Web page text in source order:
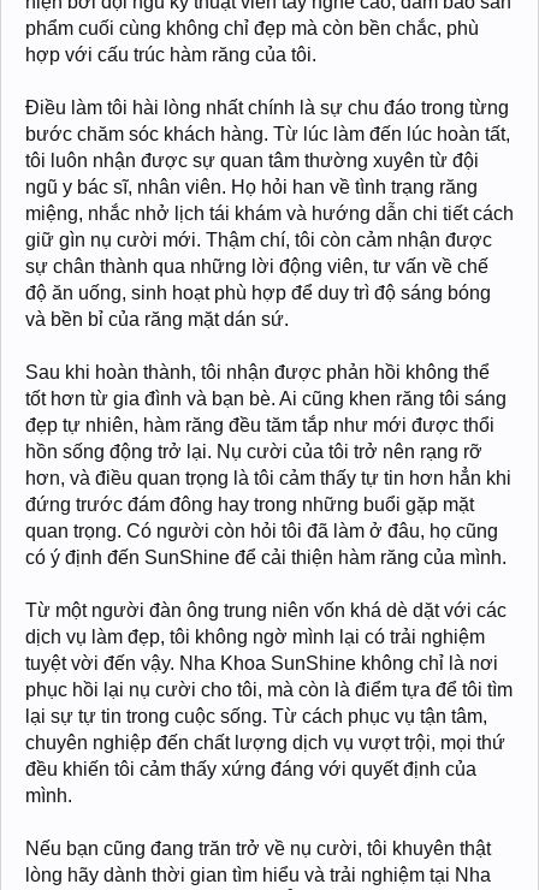
phẩm cuối cùng không chỉ đẹp mà còn bền chắc, phù
hợp với cấu trúc hàm răng của tôi.
Điều làm tôi hài lòng nhất chính là sự chu đáo trong từng
bước chăm sóc khách hàng. Từ lúc làm đến lúc hoàn tất,
tôi luôn nhận được sự quan tâm thường xuyên từ đội
ngũ y bác sĩ, nhân viên. Họ hỏi han về tình trạng răng
miệng, nhắc nhở lịch tái khám và hướng dẫn chi tiết cách
giữ gìn nụ cười mới. Thậm chí, tôi còn cảm nhận được
sự chân thành qua những lời động viên, tư vấn về chế
độ ăn uống, sinh hoạt phù hợp để duy trì độ sáng bóng
và bền bỉ của răng mặt dán sứ.
Sau khi hoàn thành, tôi nhận được phản hồi không thể
tốt hơn từ gia đình và bạn bè. Ai cũng khen răng tôi sáng
đẹp tự nhiên, hàm răng đều tăm tắp như mới được thổi
hồn sống động trở lại. Nụ cười của tôi trở nên rạng rỡ
hơn, và điều quan trọng là tôi cảm thấy tự tin hơn hẳn khi
đứng trước đám đông hay trong những buổi gặp mặt
quan trọng. Có người còn hỏi tôi đã làm ở đâu, họ cũng
có ý định đến SunShine để cải thiện hàm răng của mình.
Từ một người đàn ông trung niên vốn khá dè dặt với các
dịch vụ làm đẹp, tôi không ngờ mình lại có trải nghiệm
tuyệt vời đến vậy. Nha Khoa SunShine không chỉ là nơi
phục hồi lại nụ cười cho tôi, mà còn là điểm tựa để tôi tìm
lại sự tự tin trong cuộc sống. Từ cách phục vụ tận tâm,
chuyên nghiệp đến chất lượng dịch vụ vượt trội, mọi thứ
đều khiến tôi cảm thấy xứng đáng với quyết định của
mình.
Nếu bạn cũng đang trăn trở về nụ cười, tôi khuyên thật
lòng hãy dành thời gian tìm hiểu và trải nghiệm tại Nha